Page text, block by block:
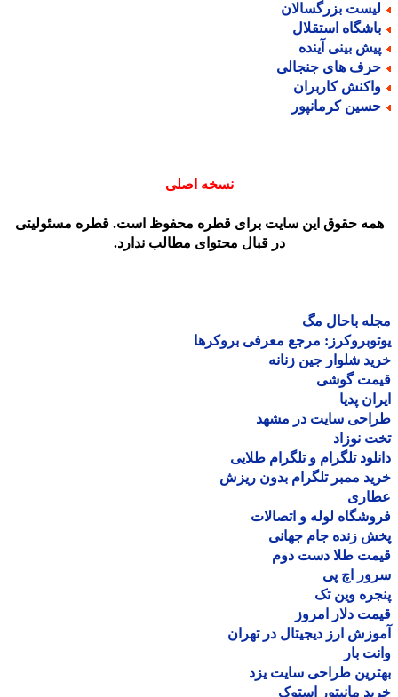
بزرگسالان
استقلال
بینی آینده
های جنجالی
کاربران
کرمانپور
نسخه اصلی
حقوق این سایت برای قطره محفوظ است. قطره مسئولیتی
در قبال محتوای مطالب ندارد.
باحال مگ
مرجع معرفی بروکرها
شلوار جین زنانه
گوشی
پدیا
سایت در مشهد
نوزاد
تلگرام و تلگرام طلایی
ممبر تلگرام بدون ریزش
لوله و اتصالات
زنده جام جهانی
طلا دست دوم
اچ پی
وین تک
دلار امروز
ارز دیجیتال در تهران
بار
طراحی سایت یزد
مانیتور استوک